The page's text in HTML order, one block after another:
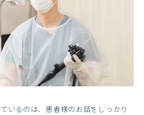
いるのは、患者様のお話をしっかり